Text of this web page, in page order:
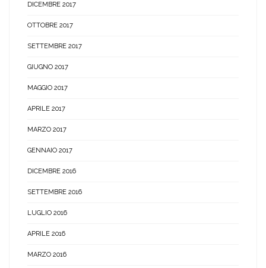
DICEMBRE 2017
OTTOBRE 2017
SETTEMBRE 2017
GIUGNO 2017
MAGGIO 2017
APRILE 2017
MARZO 2017
GENNAIO 2017
DICEMBRE 2016
SETTEMBRE 2016
LUGLIO 2016
APRILE 2016
MARZO 2016